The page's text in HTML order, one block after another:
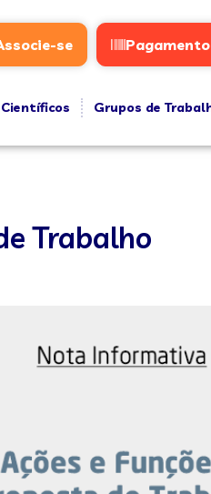
se
Grupos de
Trabalho